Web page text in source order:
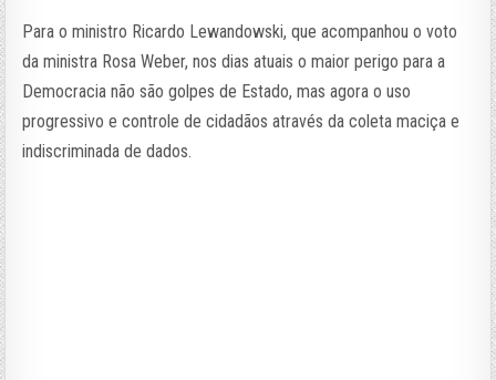
Para o ministro Ricardo Lewandowski, que acompanhou o voto
da ministra Rosa Weber, nos dias atuais o maior perigo para a
Democracia não são golpes de Estado, mas agora o uso
progressivo e controle de cidadãos através da coleta maciça e
indiscriminada de dados.